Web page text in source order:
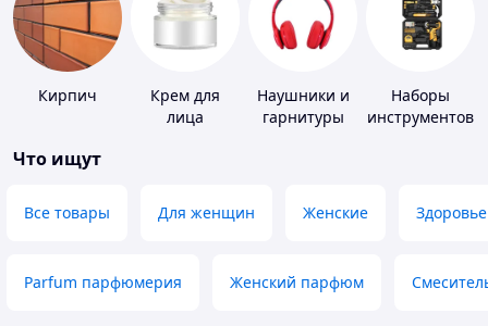
Кирпич
Крем для
лица
Наушники и
гарнитуры
Наборы
инструментов
Что ищут
Все товары Для женщин Женские Здоровье
Parfum парфюмерия Женский парфюм